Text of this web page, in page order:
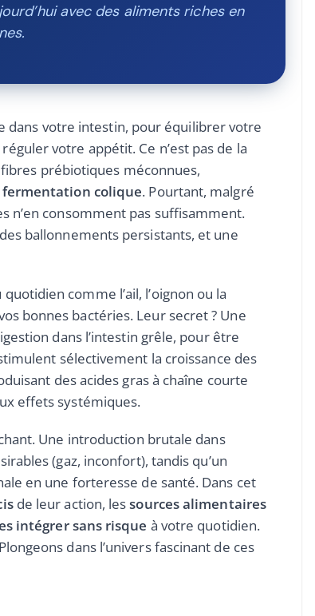
avec des aliments riches en
dans votre intestin, pour équilibrer votre
votre appétit. Ce n’est pas de la
fibres prébiotiques méconnues,
fermentation colique. Pourtant, malgré
n’en consomment pas suffisamment.
ballonnements persistants, et une
comme l’ail, l’oignon ou la
bonnes bactéries. Leur secret ? Une
dans l’intestin grêle, pour être
sélectivement la croissance des
des acides gras à chaîne courte
effets systémiques.
Une introduction brutale dans
(gaz, inconfort), tandis qu’un
en une forteresse de santé. Dans cet
de leur action, lessources alimentaires
intégrer sans risque à votre quotidien.
dans l’univers fascinant de ces